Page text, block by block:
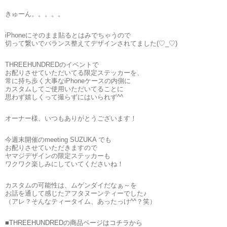
きゅーん。。。。。
iPhoneにそのまま貼るとはみでちゃうので
切って繋いでバランス整えてデザインされてました(♡_♡)
THREEHUNDREDのイベントで
お配りさせていただいてる限定ステッカーを、
常に持ち歩く大事なiPhoneケースの内側に
カスタムしてご使用いただいてることに
思わず嬉しくって撮らずにはいられず^^
オーナー様、いつもありがとうございます！
今週末開催のmeeting SUZUKA でも
お配りさせていただきますので
ヤマジデザインの限定ステッカーも
ワクワク楽しみにしていてくださいね！
カスタムの可能性は、ムゲンダイだなぁ～を
お話を通して感じたアフタヌーンティーでした♪
（アレ？そんなティータイム、あったっけ^^？笑）
■THREEHUNDREDの商品ページはコチラから